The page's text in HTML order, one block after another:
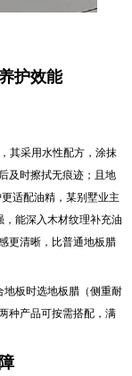
护效能
其采用水性配方，涂抹
及时擦拭无痕迹；且地
适配油精，某别墅业主
，能深入木材纹理补充油
更清晰，比普通地板腊
地板时选地板腊（侧重耐
种产品可按需搭配，满